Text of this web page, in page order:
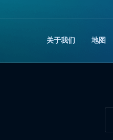
关于我们 地图​